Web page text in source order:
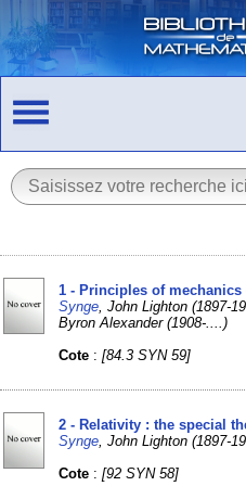
1 - Principles of
Synge , John Lighton
Byron Alexander (1908-....)
Cote :[84.3 SYN 59]
2 - Relativity : the special
Synge , John Lighton (1897-
Cote :[92 SYN 58]